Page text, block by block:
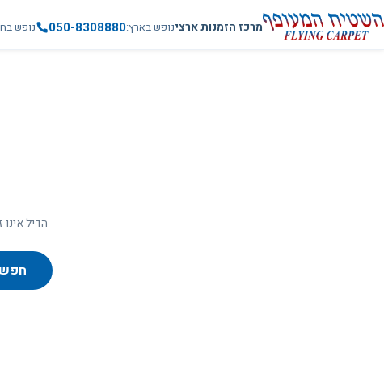
מרכז הזמנות ארצינופש בארץ050-8308880 נופש
הדיל
חפש